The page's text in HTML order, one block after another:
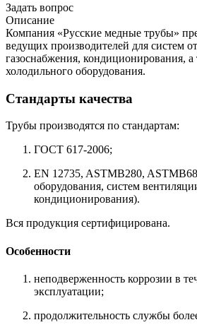
Задать вопрос
Описание
Компания «Русские медные трубы»
ведущих производителей для систем
газоснабжения, кондиционирования, а
холодильного оборудования.
Стандарты качества
Трубы производятся по стандартам:
ГОСТ 617-2006;
EN 12735, ASTMB280,
оборудования, систем
кондиционирования).
Вся продукция сертифицирована.
Особенности
неподверженность коррозии в
эксплуатации;
продолжительность службы